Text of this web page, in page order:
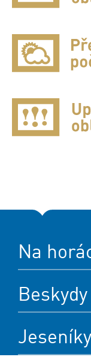
Na
Beskydy
Jeseníky